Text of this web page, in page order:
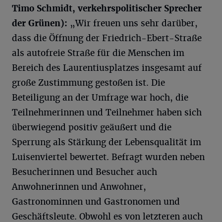
Timo Schmidt, verkehrspolitischer Sprecher
der Grünen): „Wir freuen uns sehr darüber,
dass die Öffnung der Friedrich-Ebert-Straße
als autofreie Straße für die Menschen im
Bereich des Laurentiusplatzes insgesamt auf
große Zustimmung gestoßen ist. Die
Beteiligung an der Umfrage war hoch, die
Teilnehmerinnen und Teilnehmer haben sich
überwiegend positiv geäußert und die
Sperrung als Stärkung der Lebensqualität im
Luisenviertel bewertet. Befragt wurden neben
Besucherinnen und Besucher auch
Anwohnerinnen und Anwohner,
Gastronominnen und Gastronomen und
Geschäftsleute. Obwohl es von letzteren auch